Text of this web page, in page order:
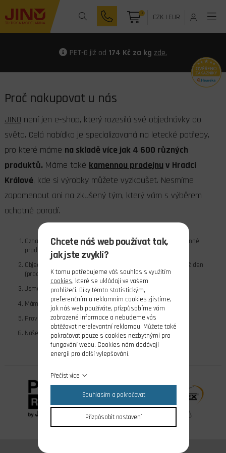
0 CZK| EUR
PET-G již od 174 Kč za kg zde.
Proč nakupovat u nás
JINO není jen e-shop, který rozesílá své objednávky do
světa. Celá nabídka je specializovaná na letecké potřeby,
pro které máme na skladě více jak 4 600 různých
produktů. Máme také kamennou prodejnu v Hradci
Králové, kde si výrobky můžete vyzkoušet. Nesmíme
zapomenout ani na zkušený tým, který vám s výběrem
ochotně poradí.
Označení SKLADEM = ihned k dispozici na e-shopu a v kamenné
prodejně.
Objednávky zboží SKLADEM přijaté do 11 hod. expedujeme týž den
(pracovní dny).
Jsme stabilní firma s více jak 30 letou působností na trhu.
Máme vlastní skladové zásoby.
Provozujeme e-shop i kamennou prodejnu.
Naše práce je i naším koníčkem.
ZASTUPUJEME TYTO FIRMY
Chcete náš web používat tak,
jak jste zvyklí?
K tomu potřebujeme váš souhlas s využitím
cookies, které se ukládají ve vašem
prohlížeči. Díky těmto statistickým,
preferenčním a reklamním cookies zjistíme,
jak náš web používáte, přizpůsobíme vám
zobrazené informace a nebudeme vás
obtěžovat nerelevantní reklamou. Můžete také
pokračovat pouze s cookies nezbytnými pro
fungování webu. Cookies nám dodávají
energii pro další vylepšování.
Přečíst více
Souhlasím a pokračovat
Přizpůsobit nastavení